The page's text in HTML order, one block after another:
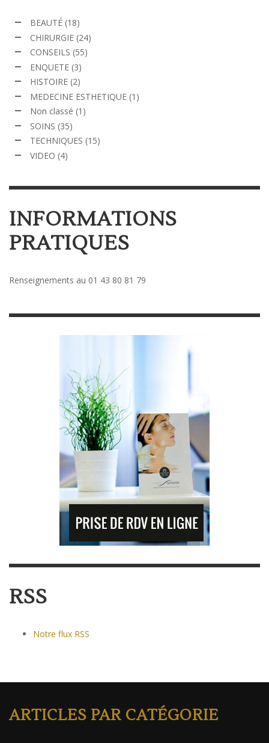
BEAUTÉ (18)
CHIRURGIE (24)
CONSEILS (55)
ENQUETE (3)
HISTOIRE (2)
MEDECINE ESTHETIQUE (1)
Non classé (1)
SOINS (35)
TECHNIQUES (15)
VIDEO (4)
INFORMATIONS
PRATIQUES
Renseignements au 01 43 80 81 79
RSS
Notre flux RSS
ARTICLES PAR CATÉGORIE